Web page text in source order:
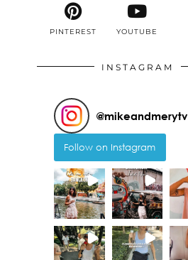
PINTEREST YOUTUBE
INSTAGRAM
@mikeandmerytv
Follow on Instagram